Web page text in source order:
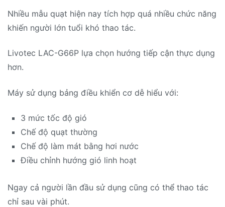
Nhiều mẫu quạt hiện nay tích hợp quá nhiều chức năng
khiến người lớn tuổi khó thao tác.
Livotec LAC-G66P lựa chọn hướng tiếp cận thực dụng
hơn.
Máy sử dụng bảng điều khiển cơ dễ hiểu với:
3 mức tốc độ gió
Chế độ quạt thường
Chế độ làm mát bằng hơi nước
Điều chỉnh hướng gió linh hoạt
Ngay cả người lần đầu sử dụng cũng có thể thao tác
chỉ sau vài phút.